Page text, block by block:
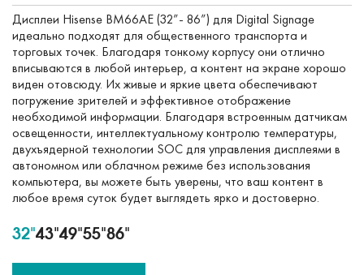
Дисплеи Hisense BM66AE (32”- 86”) для Digital Signage
идеально подходят для общественного транспорта и
торговых точек. Благодаря тонкому корпусу они отлично
вписываются в любой интерьер, а контент на экране хорошо
виден отовсюду. Их живые и яркие цвета обеспечивают
погружение зрителей и эффективное отображение
необходимой информации. Благодаря встроенным датчикам
освещенности, интеллектуальному контролю температуры,
двухъядерной технологии SOC для управления дисплеями в
автономном или облачном режиме без использования
компьютера, вы можете быть уверены, что ваш контент в
любое время суток будет выглядеть ярко и достоверно.
32"43"49"55"86"